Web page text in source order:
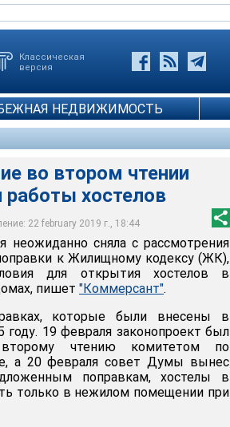
Классическая
версия
НЕДВИЖИМОСТЬ
во втором чтении
работы хостелов
22 february 2019 г., 18:44
неожиданно сняла с рассмотрения
к Жилищному кодексу (ЖК),
для открытия хостелов в
пишет "Коммерсант".
которые были внесены в
19 февраля законопроект был
чтению комитетом по
а 20 февраля совет Думы вынес
поправкам, хостелы в
только в нежилом помещении при